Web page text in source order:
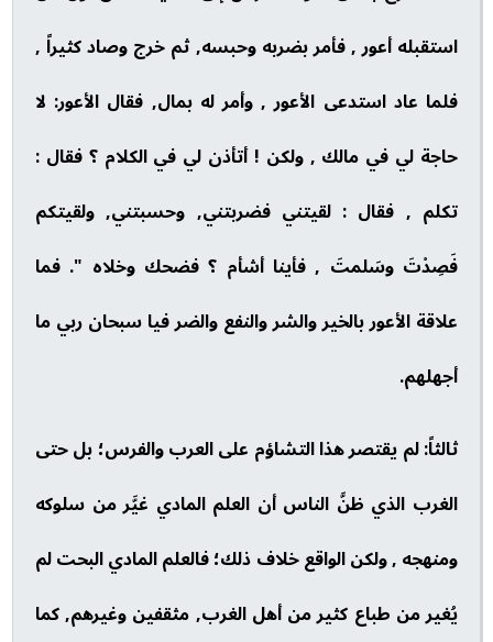
استقبله أعور , فأمر بضربه وحبسه, ثم خرج وصاد كثيراً ,
فلما عاد استدعى الأعور , وأمر له بمال, فقال الأعور: لا
حاجة لي في مالك , ولكن ! أتأذن لي في الكلام ؟ فقال :
تكلم , فقال : لقيتني فضربتني, وحسبتني, ولقيتكم
فَصِدْتَ وسَلمتَ , فأينا أشأم ؟ فضحك وخلاه ". فما
علاقة الأعور بالخير والشر والنفع والضر فيا سبحان ربي ما
أجهلهم.
ثالثاً: لم يقتصر هذا التشاؤم على العرب والفرس؛ بل حتى
الغرب الذي ظنَّ الناس أن العلم المادي غيَّر من سلوكه
ومنهجه , ولكن الواقع خلاف ذلك؛ فالعلم المادي البحت لم
يُغير من طباع كثير من أهل الغرب, مثقفين وغيرهم, كما